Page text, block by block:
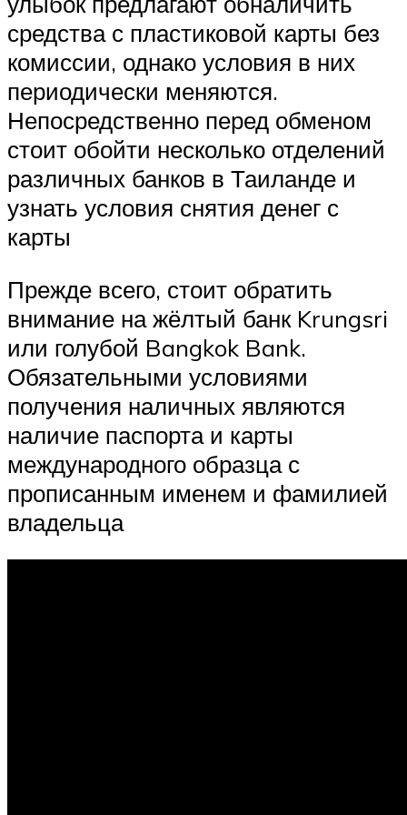
средства с пластиковой карты без
комиссии, однако условия в них
периодически меняются.
Непосредственно перед обменом
стоит обойти несколько отделений
различных банков в Таиланде и
узнать условия снятия денег с
карты
Прежде всего, стоит обратить
внимание на жёлтый банк Krungsri
или голубой Bangkok Bank.
Обязательными условиями
получения наличных являются
наличие паспорта и карты
международного образца с
прописанным именем и фамилией
владельца